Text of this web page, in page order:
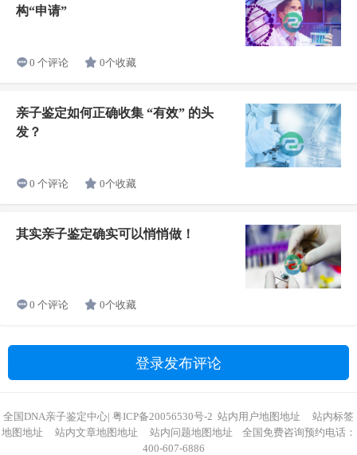
构“申请”
0 个评论 0个收藏
亲子鉴定如何正确收集 “有效” 的头
发？
0 个评论 0个收藏
其实亲子鉴定确实可以悄悄做！
0 个评论 0个收藏
登录发布评论
全国DNA亲子鉴定中心| 粤ICP备20056530号-2 站内用户地图地址
站内标签
地图地址
站内文章地图地址 站内问题地图地址
全国免费咨询预约电话：
400-607-6886